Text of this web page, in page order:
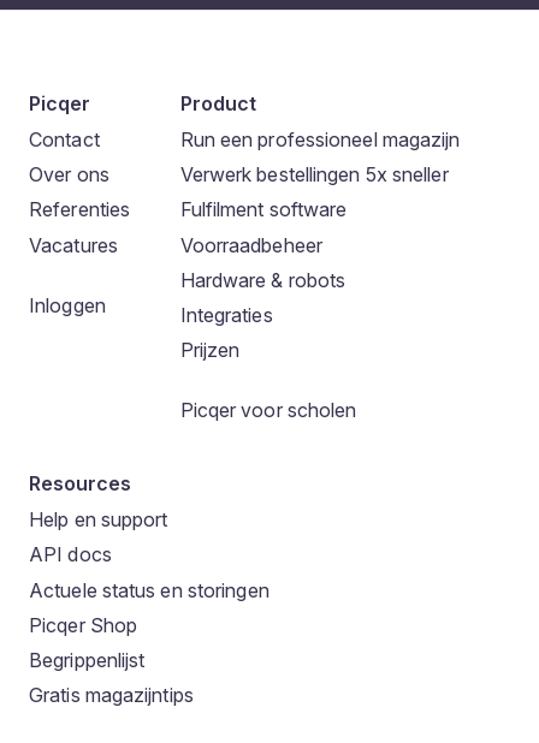
Picqer
Contact
Over ons
Referenties
Vacatures
Inloggen
Product
Run een professioneel magazijn
Verwerk bestellingen 5x sneller
Fulfilment software
Voorraadbeheer
Hardware & robots
Integraties
Prijzen
Picqer voor scholen
Resources
Help en support
API docs
Actuele status en storingen
Picqer Shop
Begrippenlijst
Gratis magazijntips